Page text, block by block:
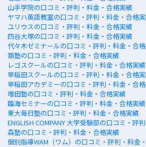
山手学院の口コミ・評判・料金・合格実績
ヤマハ英語教室の口コミ・評判・料金・合格
ユリウスの口コミ・評判・料金・合格実績
四谷大塚の口コミ・評判・料金・合格実績
代々木ゼミナールの口コミ・評判・料金・合
類塾の口コミ・評判・料金・合格実績
レゴスクールの口コミ・評判・料金・合格実績
早稲田スクールの口コミ・評判・料金・合格
早稲田アカデミーの口コミ・評判・料金・合
増田塾の口コミ・評判・料金・合格実績
臨海セミナーの口コミ・評判・料金・合格実績
東大毎日塾の口コミ・評判・料金・合格実績
ENGLISH COMPANY 大学受験部の口コミ・評
森塾の口コミ・評判・料金・合格実績
個別指導WAM（ワム）の口コミ・評判・料金